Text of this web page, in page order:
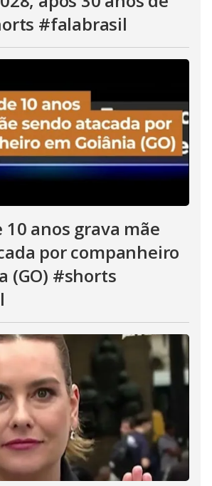
#falabrasil
anos grava mãe
por companheiro
(GO) #shorts